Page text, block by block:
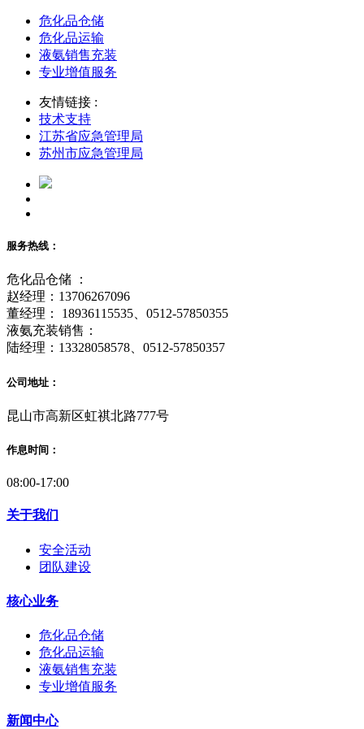
危化品仓储
危化品运输
液氨销售充装
专业增值服务
友情链接 :
技术支持
江苏省应急管理局
苏州市应急管理局
服务热线：
危化品仓储 ：
赵经理：13706267096
董经理： 18936115535、0512-57850355
液氨充装销售：
陆经理：13328058578、0512-57850357
公司地址：
昆山市高新区虹祺北路777号
作息时间：
08:00-17:00
关于我们
安全活动
团队建设
核心业务
危化品仓储
危化品运输
液氨销售充装
专业增值服务
新闻中心